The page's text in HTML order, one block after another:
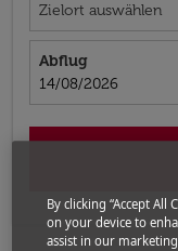
Zielort auswählen
Abflug
fc-booking-
14/08/2026
By clicking “Accept All
on your device to
assist in our